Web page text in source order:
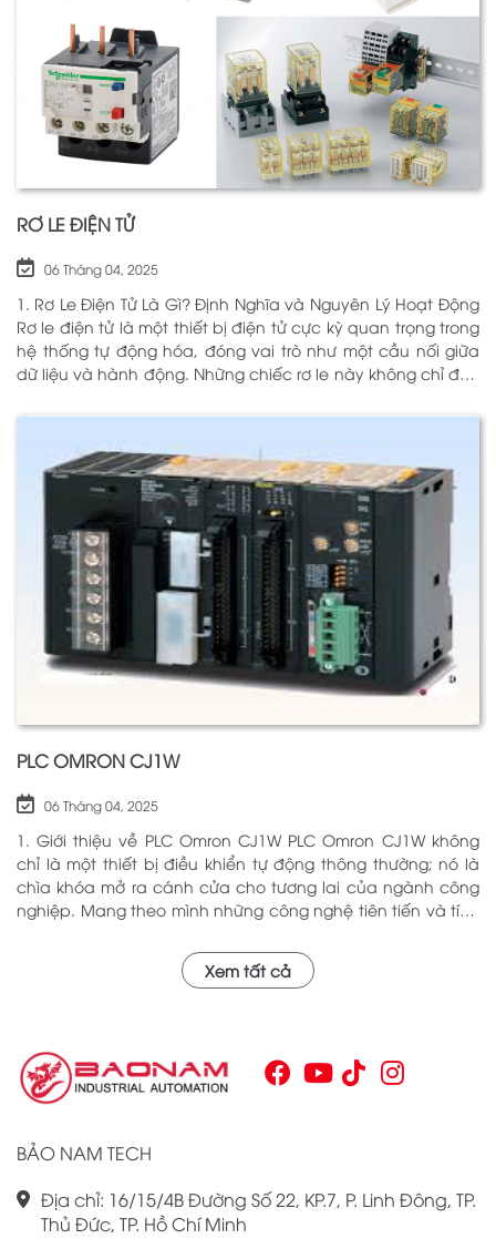
RƠ LE ĐIỆN TỬ
06 Tháng 04, 2025
1. Rơ Le Điện Tử Là Gì? Định Nghĩa và Nguyên Lý Hoạt Động
Rơ le điện tử là một thiết bị điện tử cực kỳ quan trọng trong
hệ thống tự động hóa, đóng vai trò như một cầu nối giữa
dữ liệu và hành động. Những chiếc rơ le này không chỉ đơn
thông minh giúp điều khiển và giám sát hoạt động của các
thiết bị khác nhau trong môi trường công nghiệp cũng như
trong hộ gia đình. Bằng cách sử dụng công nghệ hiện đại,
rơ le điện tử có khả năng xử lý và phản hồi nhanh chóng,
nhằm nâng cao hiệu suất hoạt động và độ an toàn cho
các hệ thống mà nó kiểm soát. N
PLC OMRON CJ1W
06 Tháng 04, 2025
1. Giới thiệu về PLC Omron CJ1W PLC Omron CJ1W không
chỉ là một thiết bị điều khiển tự động thông thường; nó là
chìa khóa mở ra cánh cửa cho tương lai của ngành công
nghiệp. Mang theo mình những công nghệ tiên tiến và tính
mình qua nhiều năm phục vụ trong nhiều lĩnh vực khác
nhau. Với khả năng hoạt động ổn định và hiệu quả, sản
Chính vì vậy, việc nắm vững những thông tin cơ bản về PLC
Omron CJ1W là điều cần thiết cho bất kỳ ai muốn cải thiện
hiệu suất công việc của mình.
Xem tất cả
BẢO NAM TECH
Địa chỉ: 16/15/4B Đường Số 22, KP.7, P. Linh Đông, TP.
Thủ Đức, TP. Hồ Chí Minh